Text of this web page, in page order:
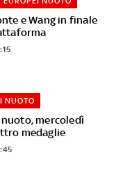
e Wang in finale
mercoledì
medaglie
NUOTO